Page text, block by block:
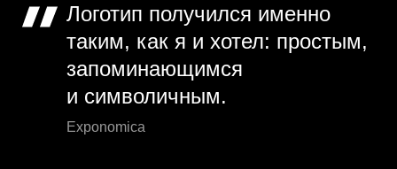
Логотип получился именно
таким, как я и хотел: простым,
запоминающимся
и символичным.
Exponomica